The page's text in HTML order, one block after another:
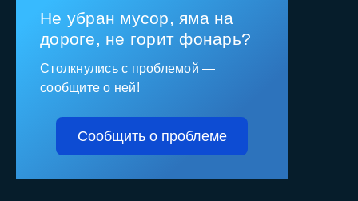
Не убран мусор, яма на
дороге, не горит фонарь?
Столкнулись с проблемой —
сообщите о ней!
Сообщить о проблеме